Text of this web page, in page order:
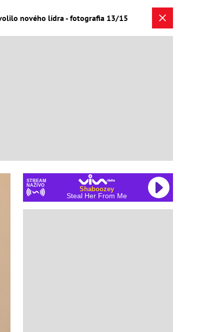
nového lídra - fotografia 13/15
STREAM
NAŽIVO
Shaboozey
Steal Her From Me